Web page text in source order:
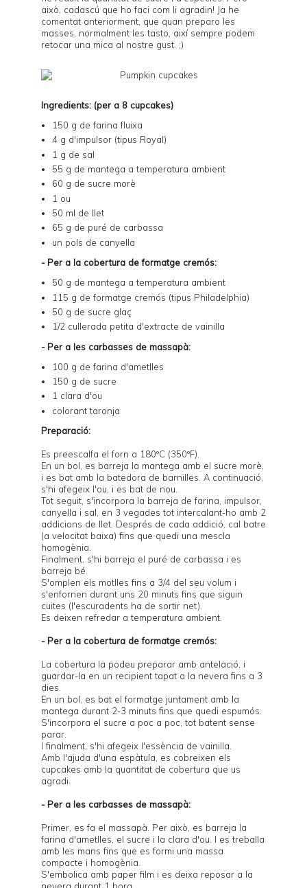
això, cadascú que ho faci com li agradin! Ja he
comentat anteriorment, que quan preparo les
masses, normalment les tasto, així sempre podem
retocar una mica al nostre gust. ;)
Ingredients: (per a 8 cupcakes)
150 g de farina fluixa
4 g d'impulsor (tipus Royal)
1 g de sal
55 g de mantega a temperatura ambient
60 g de sucre morè
1 ou
50 ml de llet
65 g de puré de carbassa
un pols de canyella
- Per a la cobertura de formatge cremós:
50 g de mantega a temperatura ambient
115 g de formatge cremós (tipus Philadelphia)
50 g de sucre glaç
1/2 cullerada petita d'extracte de vainilla
- Per a les carbasses de massapà:
100 g de farina d'ametlles
150 g de sucre
1 clara d'ou
colorant taronja
Preparació:
Es preescalfa el forn a 180ºC (350ºF).
En un bol, es barreja la mantega amb el sucre morè,
i es bat amb la batedora de barnilles. A continuació,
s'hi afegeix l'ou, i es bat de nou.
Tot seguit, s'incorpora la barreja de farina, impulsor,
canyella i sal, en 3 vegades tot intercalant-ho amb 2
addicions de llet. Després de cada addició, cal batre
(a velocitat baixa) fins que quedi una mescla
homogènia.
Finalment, s'hi barreja el puré de carbassa i es
barreja bé.
S'omplen els motlles fins a 3/4 del seu volum i
s'enfornen durant uns 20 minuts fins que siguin
cuites (l'escuradents ha de sortir net).
Es deixen refredar a temperatura ambient.
- Per a la cobertura de formatge cremós:
La cobertura la podeu preparar amb antelació, i
guardar-la en un recipient tapat a la nevera fins a 3
dies.
En un bol, es bat el formatge juntament amb la
mantega durant 2-3 minuts fins que quedi espumós.
S'incorpora el sucre a poc a poc, tot batent sense
parar.
I finalment, s'hi afegeix l'essència de vainilla.
Amb l'ajuda d'una espàtula, es cobreixen els
cupcakes amb la quantitat de cobertura que us
agradi.
- Per a les carbasses de massapà:
Primer, es fa el massapà. Per això, es barreja la
farina d'ametlles, el sucre i la clara d'ou. I es treballa
amb les mans fins que es formi una massa
compacte i homogènia.
S'embolica amb paper film i es deixa reposar a la